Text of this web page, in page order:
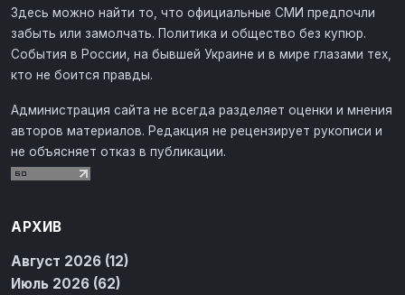
Здесь можно найти то, что официальные СМИ предпочли
забыть или замолчать. Политика и общество без купюр.
События в России, на бывшей Украине и в мире глазами тех,
кто не боится правды.
Администрация сайта не всегда разделяет оценки и мнения
авторов материалов. Редакция не рецензирует рукописи и
не объясняет отказ в публикации.
АРХИВ
Август 2026 (12)
Июль 2026 (62)